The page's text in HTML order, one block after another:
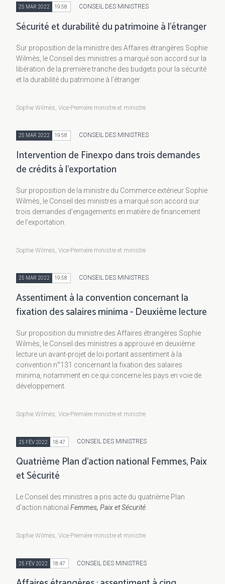
25 MAR 2022 19:58 CONSEIL DES MINISTRES
Sécurité et durabilité du patrimoine à l’étranger
Sur proposition de la ministre des Affaires étrangères Sophie
Wilmès, le Conseil des ministres a marqué son accord sur la
libération de la première tranche des budgets pour la sécurité
et la durabilité du patrimoine à l’étranger.
Sophie Wilmès, Vice-Première ministre et ministre
25 MAR 2022 19:58 CONSEIL DES MINISTRES
Intervention de Finexpo dans trois demandes
de crédits à l’exportation
Sur proposition de la ministre du Commerce extérieur Sophie
Wilmès, le Conseil des ministres a marqué son accord sur
trois demandes d’engagements en matière de financement
de l’exportation.
Sophie Wilmès, Vice-Première ministre et ministre
25 MAR 2022 19:58 CONSEIL DES MINISTRES
Assentiment à la convention concernant la
fixation des salaires minima - Deuxième lecture
Sur proposition du ministre des Affaires étrangères Sophie
Wilmès, le Conseil des ministres a approuvé en deuxième
lecture un avant-projet de loi portant assentiment à la
convention n°131 concernant la fixation des salaires
minima, notamment en ce qui concerne les pays en voie de
développement.
Sophie Wilmès, Vice-Première ministre et ministre
25 FÉV 2022 18:47 CONSEIL DES MINISTRES
Quatrième Plan d’action national Femmes, Paix
et Sécurité
Le Conseil des ministres a pris acte du quatrième Plan
d’action national Femmes, Paix et Sécurité
Sophie Wilmès, Vice-Première ministre et ministre
25 FÉV 2022 18:47 CONSEIL DES MINISTRES